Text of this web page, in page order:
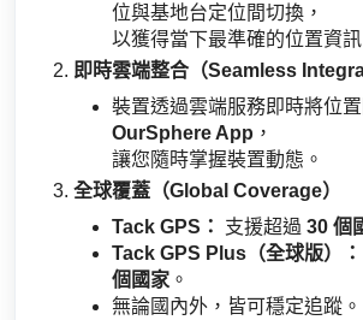
位與基地台定位間切換，
以獲得當下最準確的位置資訊
即時雲端整合（Seamless
裝置透過雲端服務即時將位
OurSphere App ，
讓您隨時掌握裝置動態。
全球覆蓋（Global Coverage）
Tack GPS：
支援超過 30 個
Tack GPS Plus（全球版）：
個國家 。
無論國內外，皆可穩定追蹤。